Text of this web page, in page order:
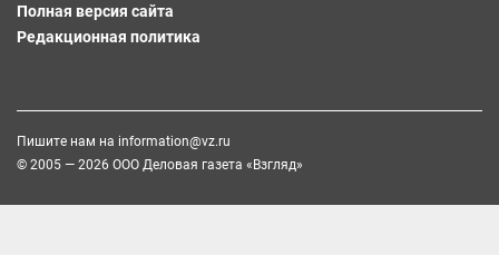
Полная версия сайта
Редакционная политика
Пишите нам на information@vz.ru
© 2005 — 2026 ООО Деловая газета «Взгляд»